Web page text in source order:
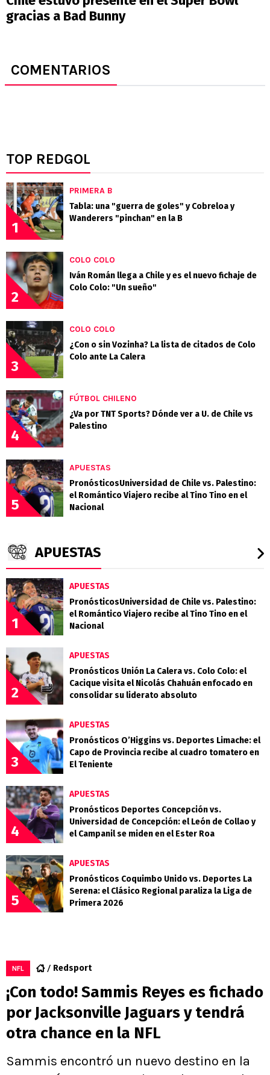
gracias a Bad Bunny
COMENTARIOS
TOP REDGOL
1
PRIMERA B
Tabla: una "guerra de goles" y Cobreloa y
Wanderers "pinchan" en la B
2
COLO COLO
Iván Román llega a Chile y es el nuevo fichaje de
Colo Colo: "Un sueño"
3
COLO COLO
¿Con o sin Vozinha? La lista de citados de Colo
Colo ante La Calera
4
FÚTBOL CHILENO
¿Va por TNT Sports? Dónde ver a U. de Chile vs
Palestino
5
APUESTAS
PronósticosUniversidad de Chile vs. Palestino:
el Romántico Viajero recibe al Tino Tino en el
Nacional
APUESTAS
1
APUESTAS
PronósticosUniversidad de Chile vs. Palestino:
el Romántico Viajero recibe al Tino Tino en el
Nacional
2
APUESTAS
Pronósticos Unión La Calera vs. Colo Colo: el
Cacique visita el Nicolás Chahuán enfocado en
consolidar su liderato absoluto
3
APUESTAS
Pronósticos O’Higgins vs. Deportes Limache: el
Capo de Provincia recibe al cuadro tomatero en
El Teniente
4
APUESTAS
Pronósticos Deportes Concepción vs.
Universidad de Concepción: el León de Collao y
el Campanil se miden en el Ester Roa
5
APUESTAS
Pronósticos Coquimbo Unido vs. Deportes La
Serena: el Clásico Regional paraliza la Liga de
Primera 2026
NFL Redsport
¡Con todo! Sammis Reyes es fichado
por Jacksonville Jaguars y tendrá
otra chance en la NFL
Sammis encontró un nuevo destino en la